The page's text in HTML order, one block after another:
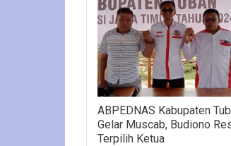
ABPEDNAS Kabupaten
Gelar Muscab, Budiono
Terpilih Ketua